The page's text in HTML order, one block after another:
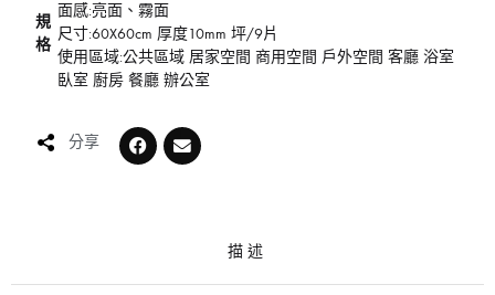
規
格
面感:亮面、霧面
尺寸:60X60cm 厚度10mm 坪/9片
使用區域:公共區域 居家空間 商用空間 戶外空間 客廳 浴室
臥室 廚房 餐廳 辦公室
分享
描述